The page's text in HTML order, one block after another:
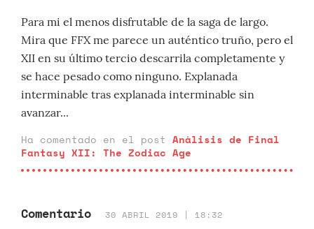
Para mi el menos disfrutable de la saga de largo.
Mira que FFX me parece un auténtico truño, pero el
XII en su último tercio descarrila completamente y
se hace pesado como ninguno. Explanada
interminable tras explanada interminable sin
avanzar...
Ha comentado en el post Análisis de Final
Fantasy XII: The Zodiac Age
Comentario 30 ABRIL 2019 | 18:32